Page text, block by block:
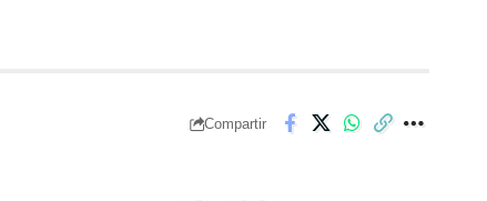
Compartir